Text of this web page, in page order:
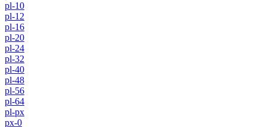
pl-10
pl-12
pl-16
pl-20
pl-24
pl-32
pl-40
pl-48
pl-56
pl-64
pl-px
px-0